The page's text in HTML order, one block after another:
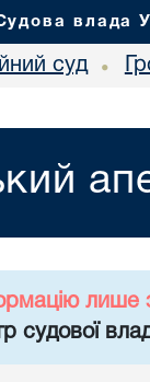
влада
суд •
лише
судової